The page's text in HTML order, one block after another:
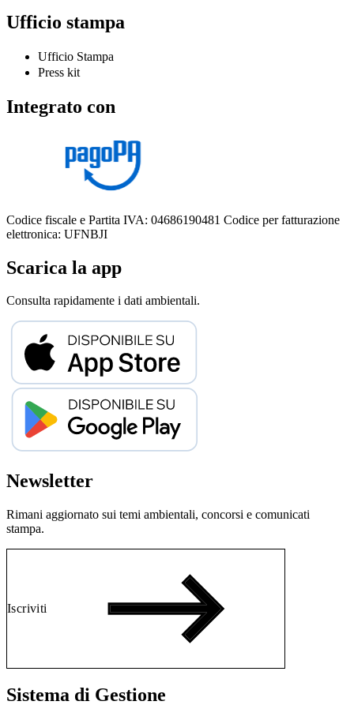
Ufficio stampa
Ufficio Stampa
Press kit
Integrato con
Codice fiscale e Partita IVA: 04686190481 Codice per fatturazione
elettronica: UFNBJI
Scarica la app
Consulta rapidamente i dati ambientali.
Newsletter
Rimani aggiornato sui temi ambientali, concorsi e comunicati
stampa.
Iscriviti
Sistema di Gestione